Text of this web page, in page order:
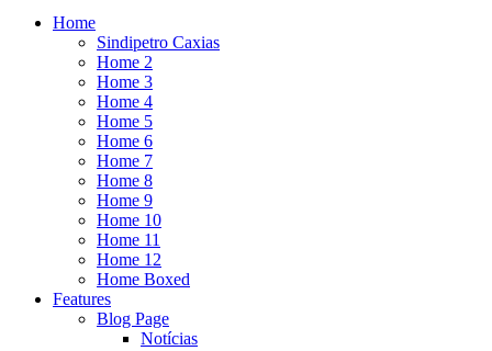
Home
Sindipetro Caxias
Home 2
Home 3
Home 4
Home 5
Home 6
Home 7
Home 8
Home 9
Home 10
Home 11
Home 12
Home Boxed
Features
Blog Page
Notícias